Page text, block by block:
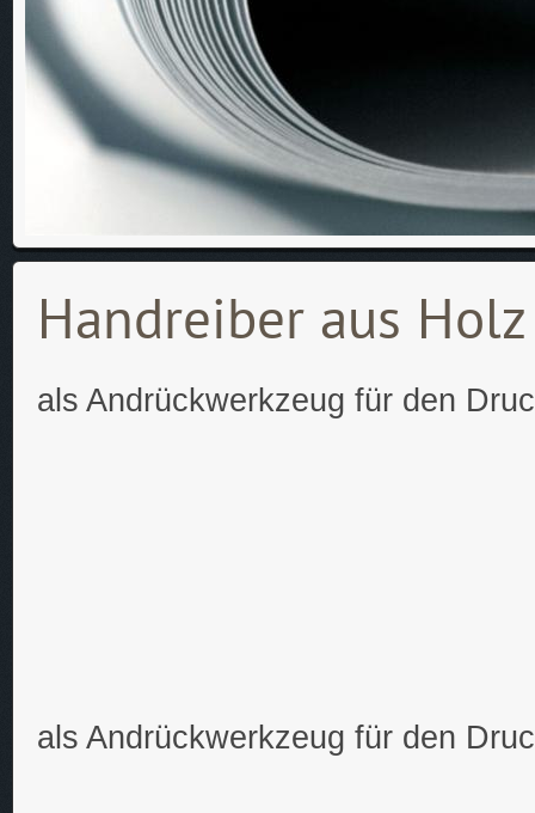
Handreiber aus
als Andrückwerkzeug für den
als Andrückwerkzeug für den